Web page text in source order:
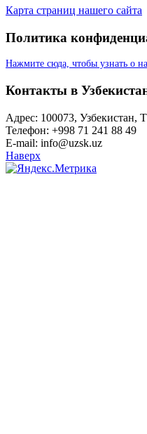
Карта страниц нашего сайта
Политика
Нажмите сюда, чтобы узнать о
Контакты в
Адрес: 100073, Узбекистан,
Телефон: +998 71 241 88 49
E-mail: info@uzsk.uz
Наверх